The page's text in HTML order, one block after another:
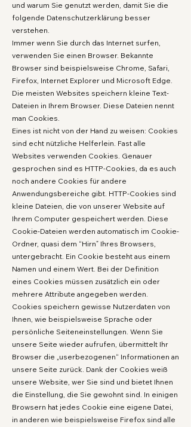
und warum Sie genutzt werden, damit Sie die
folgende Datenschutzerklärung besser
verstehen.
Immer wenn Sie durch das Internet surfen,
verwenden Sie einen Browser. Bekannte
Browser sind beispielsweise Chrome, Safari,
Firefox, Internet Explorer und Microsoft Edge.
Die meisten Websites speichern kleine Text-
Dateien in Ihrem Browser. Diese Dateien nennt
man Cookies.
Eines ist nicht von der Hand zu weisen: Cookies
sind echt nützliche Helferlein. Fast alle
Websites verwenden Cookies. Genauer
gesprochen sind es HTTP-Cookies, da es auch
noch andere Cookies für andere
Anwendungsbereiche gibt. HTTP-Cookies sind
kleine Dateien, die von unserer Website auf
Ihrem Computer gespeichert werden. Diese
Cookie-Dateien werden automatisch im Cookie-
Ordner, quasi dem “Hirn” Ihres Browsers,
untergebracht. Ein Cookie besteht aus einem
Namen und einem Wert. Bei der Definition
eines Cookies müssen zusätzlich ein oder
mehrere Attribute angegeben werden.
Cookies speichern gewisse Nutzerdaten von
Ihnen, wie beispielsweise Sprache oder
persönliche Seiteneinstellungen. Wenn Sie
unsere Seite wieder aufrufen, übermittelt Ihr
Browser die „userbezogenen“ Informationen an
unsere Seite zurück. Dank der Cookies weiß
unsere Website, wer Sie sind und bietet Ihnen
die Einstellung, die Sie gewohnt sind. In einigen
Browsern hat jedes Cookie eine eigene Datei,
in anderen wie beispielsweise Firefox sind alle